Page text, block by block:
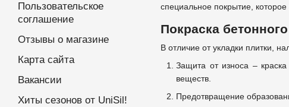
специальное покрытие,
Покраска
В отличие от укладки плитки,
Защита от износа –
веществ.
Предотвращение
Пользовательское
соглашение
Отзывы о магазине
Карта сайта
Вакансии
Хиты сезонов от UniSil!